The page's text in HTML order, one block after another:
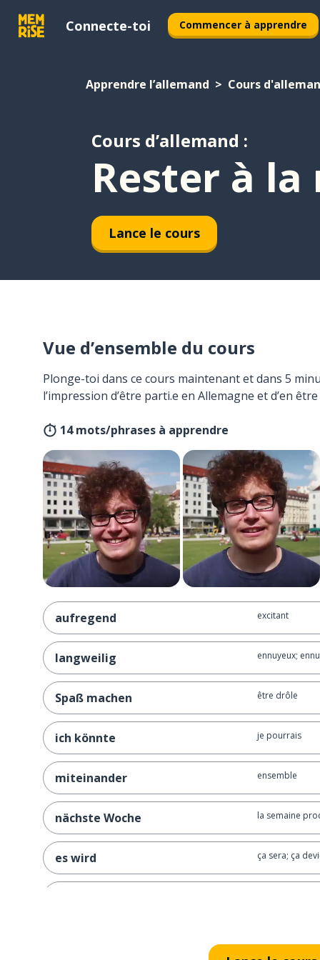
Connecte-toi Commencer à apprendre
Apprendre l’allemand Cours
Cours d’allemand :
Rester à la
Lance le cours
Vue d’ensemble du cours
Plonge-toi dans ce cours maintenant et dans 5
l’impression d’être parti.e en Allemagne et d’en
14 mots/phrases à apprendre
aufregend excitant
langweilig ennuyeux;
Spaß machen être drôle
ich könnte je pourrais
miteinander ensemble
nächste Woche la semaine
es wird ça sera; ça